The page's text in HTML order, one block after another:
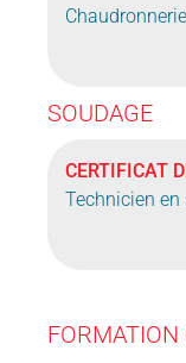
Chaudronnerie
SOUDAGE
CERTIFICAT
Technicien